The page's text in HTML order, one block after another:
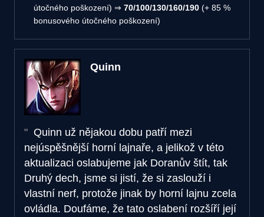
útočného poškození) ⇒ 70/100/130/160/190 (+ 85 %
bonusového útočného poškození)
Quinn
Quinn už nějakou dobu patří mezi
nejúspěšnější horní lajnaře, a jelikož v této
aktualizaci oslabujeme jak Doranův štít, tak
Druhý dech, jsme si jistí, že si zaslouží i
vlastní nerf, protože jinak by horní lajnu zcela
ovládla. Doufáme, že tato oslabení rozšíří její